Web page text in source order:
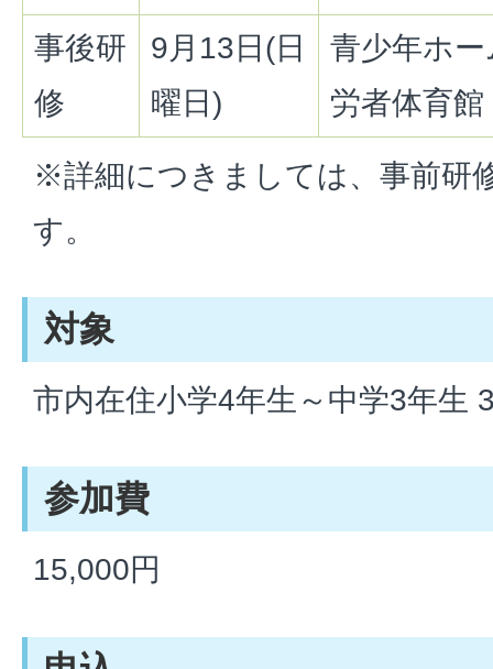
事後研
修
9月13日(日
曜日)
青少年ホ
労者体育館
※詳細につきましては、事前研
す。
対象
市内在住小学4年生～中学3年生
参加費
15,000円